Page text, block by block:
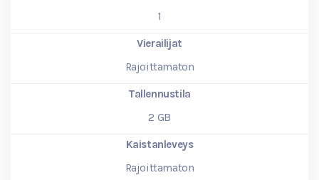
1
Vierailijat
Rajoittamaton
Tallennustila
2 GB
Kaistanleveys
Rajoittamaton